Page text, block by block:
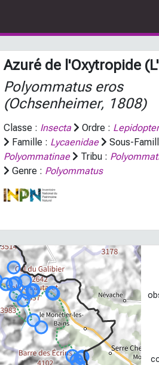
Azuré de l'Oxytropide
Polyommatus eros
(Ochsenheimer, 1808)
Classe : Insecta Ordre :
Famille : Lycaenidae
Sous-
Polyommatinae
Tribu :
Genre : Polyommatus